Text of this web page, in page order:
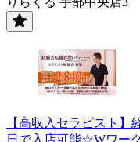
【高収入セラピスト】
日で入店可能☆Wワー